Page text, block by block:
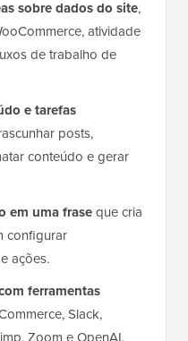
sobre dados do site,
atividade
de trabalho de
e tarefas
posts,
conteúdo e gerar
em uma fraseque cria
configurar
ações.
ferramentas
Slack,
Zoom e OpenAI.